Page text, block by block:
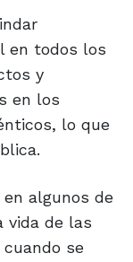
en todos los
y
en los
lo que
algunos de
vida de las
se